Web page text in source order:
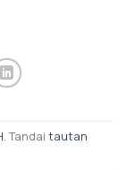
. Tandai tautan